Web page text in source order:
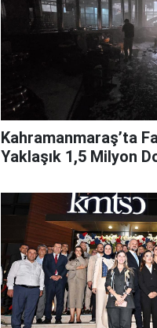
Kahramanmaraş’ta
Yaklaşık 1,5 Milyon